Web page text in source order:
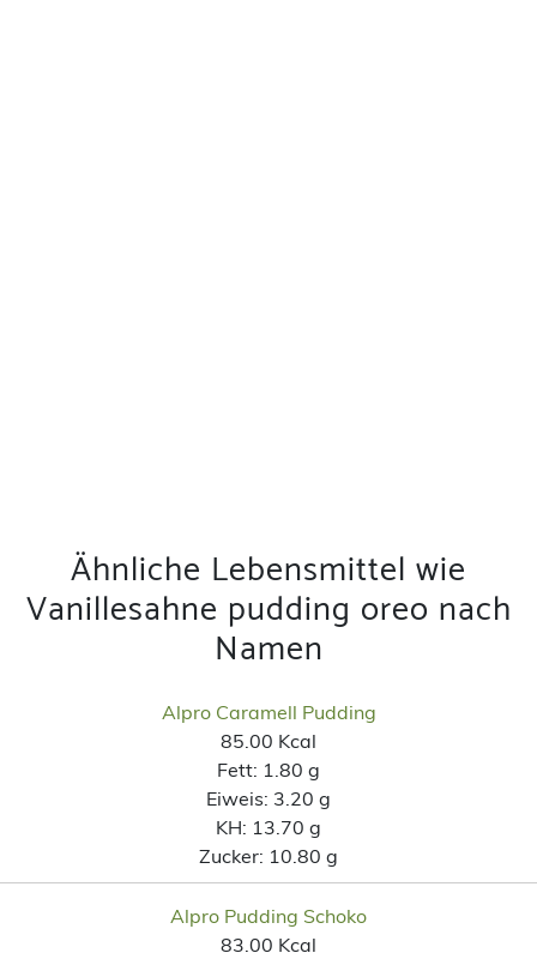
Ähnliche Lebensmittel wie
Vanillesahne pudding oreo nach
Namen
Alpro Caramell Pudding
85.00 Kcal
Fett: 1.80 g
Eiweis: 3.20 g
KH: 13.70 g
Zucker: 10.80 g
Alpro Pudding Schoko
83.00 Kcal